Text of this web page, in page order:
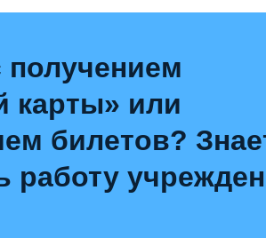
карты» или
билетов?
работу